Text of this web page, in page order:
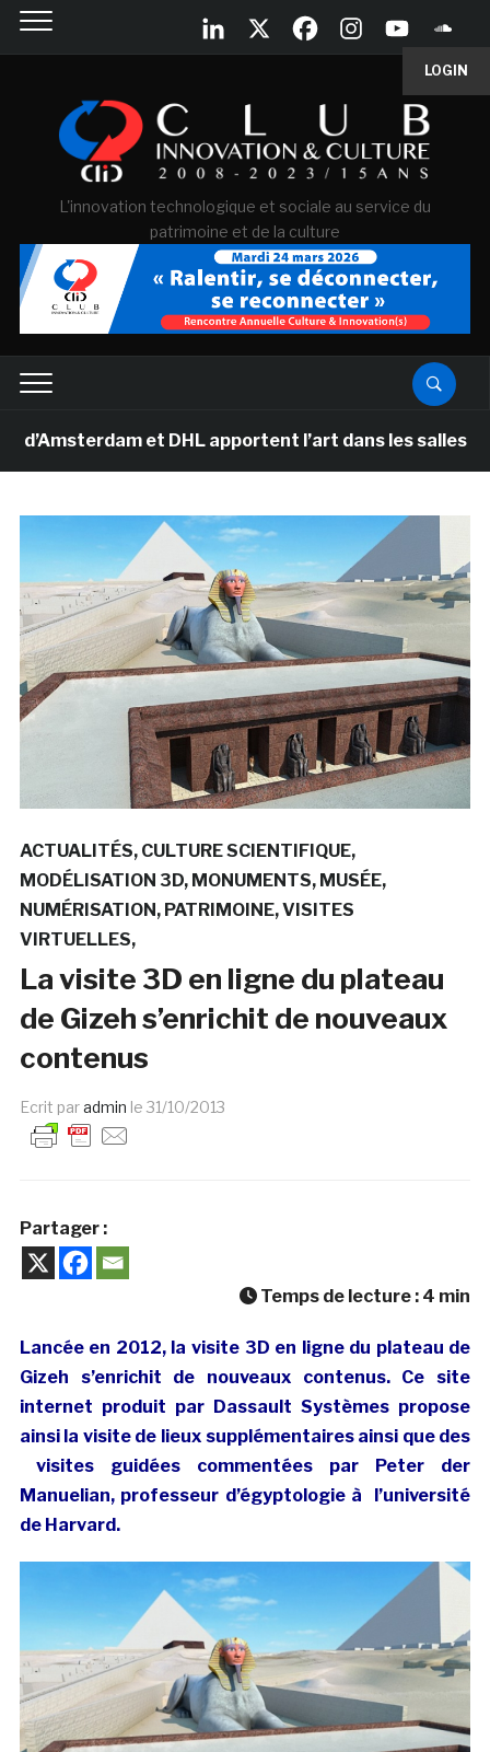
LOGIN
L'innovation technologique et sociale au service du
patrimoine et de la culture
et DHL apportent l’art dans les salles de classe
ACTUALITÉS CULTURE SCIENTIFIQUE
MODÉLISATION 3D MONUMENTS MUSÉE
NUMÉRISATION PATRIMOINE VISITES
VIRTUELLES
La visite 3D en ligne du plateau
de Gizeh s’enrichit de nouveaux
contenus
Ecrit paradmin le 31/10/2013
Partager :
Temps de lecture : 4 min
Lancée en 2012, la visite 3D en ligne du plateau de
Gizeh s’enrichit de nouveaux contenus. Ce site
internet produit par Dassault Systèmes propose
ainsi la visite de lieux supplémentaires ainsi que des
visites guidées commentées par Peter der
Manuelian, professeur d’égyptologie à l’université
de Harvard.